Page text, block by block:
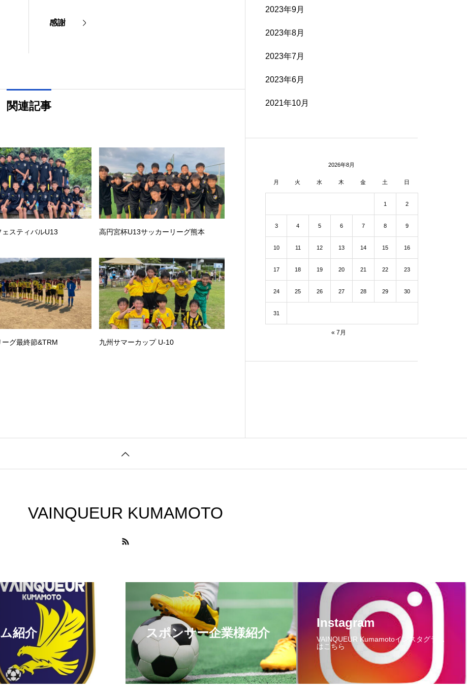
感謝
関連記事
ェスティバルU13 高円宮杯U13サッカーリーグ熊本
ーグ最終節&TRM 九州サマーカップ U-10
2023年9月
2023年8月
2023年7月
2023年6月
2021年10月
2026年8月
月 火 水 木 金 土 日
1 2
3 4 5 6 7 8 9
10 11 12 13 14 15 16
17 18 19 20 21 22 23
24 25 26 27 28 29 30
31
« 7月
VAINQUEUR KUMAMOTO
紹介 スポンサー企業様紹介
Instagram
VAINQUEUR Kumamotoインスタグラム
はこちら